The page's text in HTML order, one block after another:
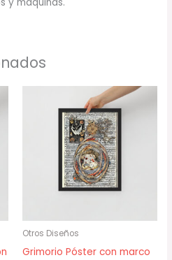
Otros Diseños
Grimorio Póster con marco
Rango
de
precios:
desde
32,00 €
hasta
47,50 €